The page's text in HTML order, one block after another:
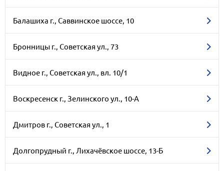
Балашиха г., Саввинское шоссе, 10
Бронницы г., Советская ул., 73
Видное г., Советская ул., вл. 10/1
Воскресенск г., Зелинского ул., 10-А
Дмитров г., Советская ул., 1
Долгопрудный г., Лихачёвское шоссе, 13-Б